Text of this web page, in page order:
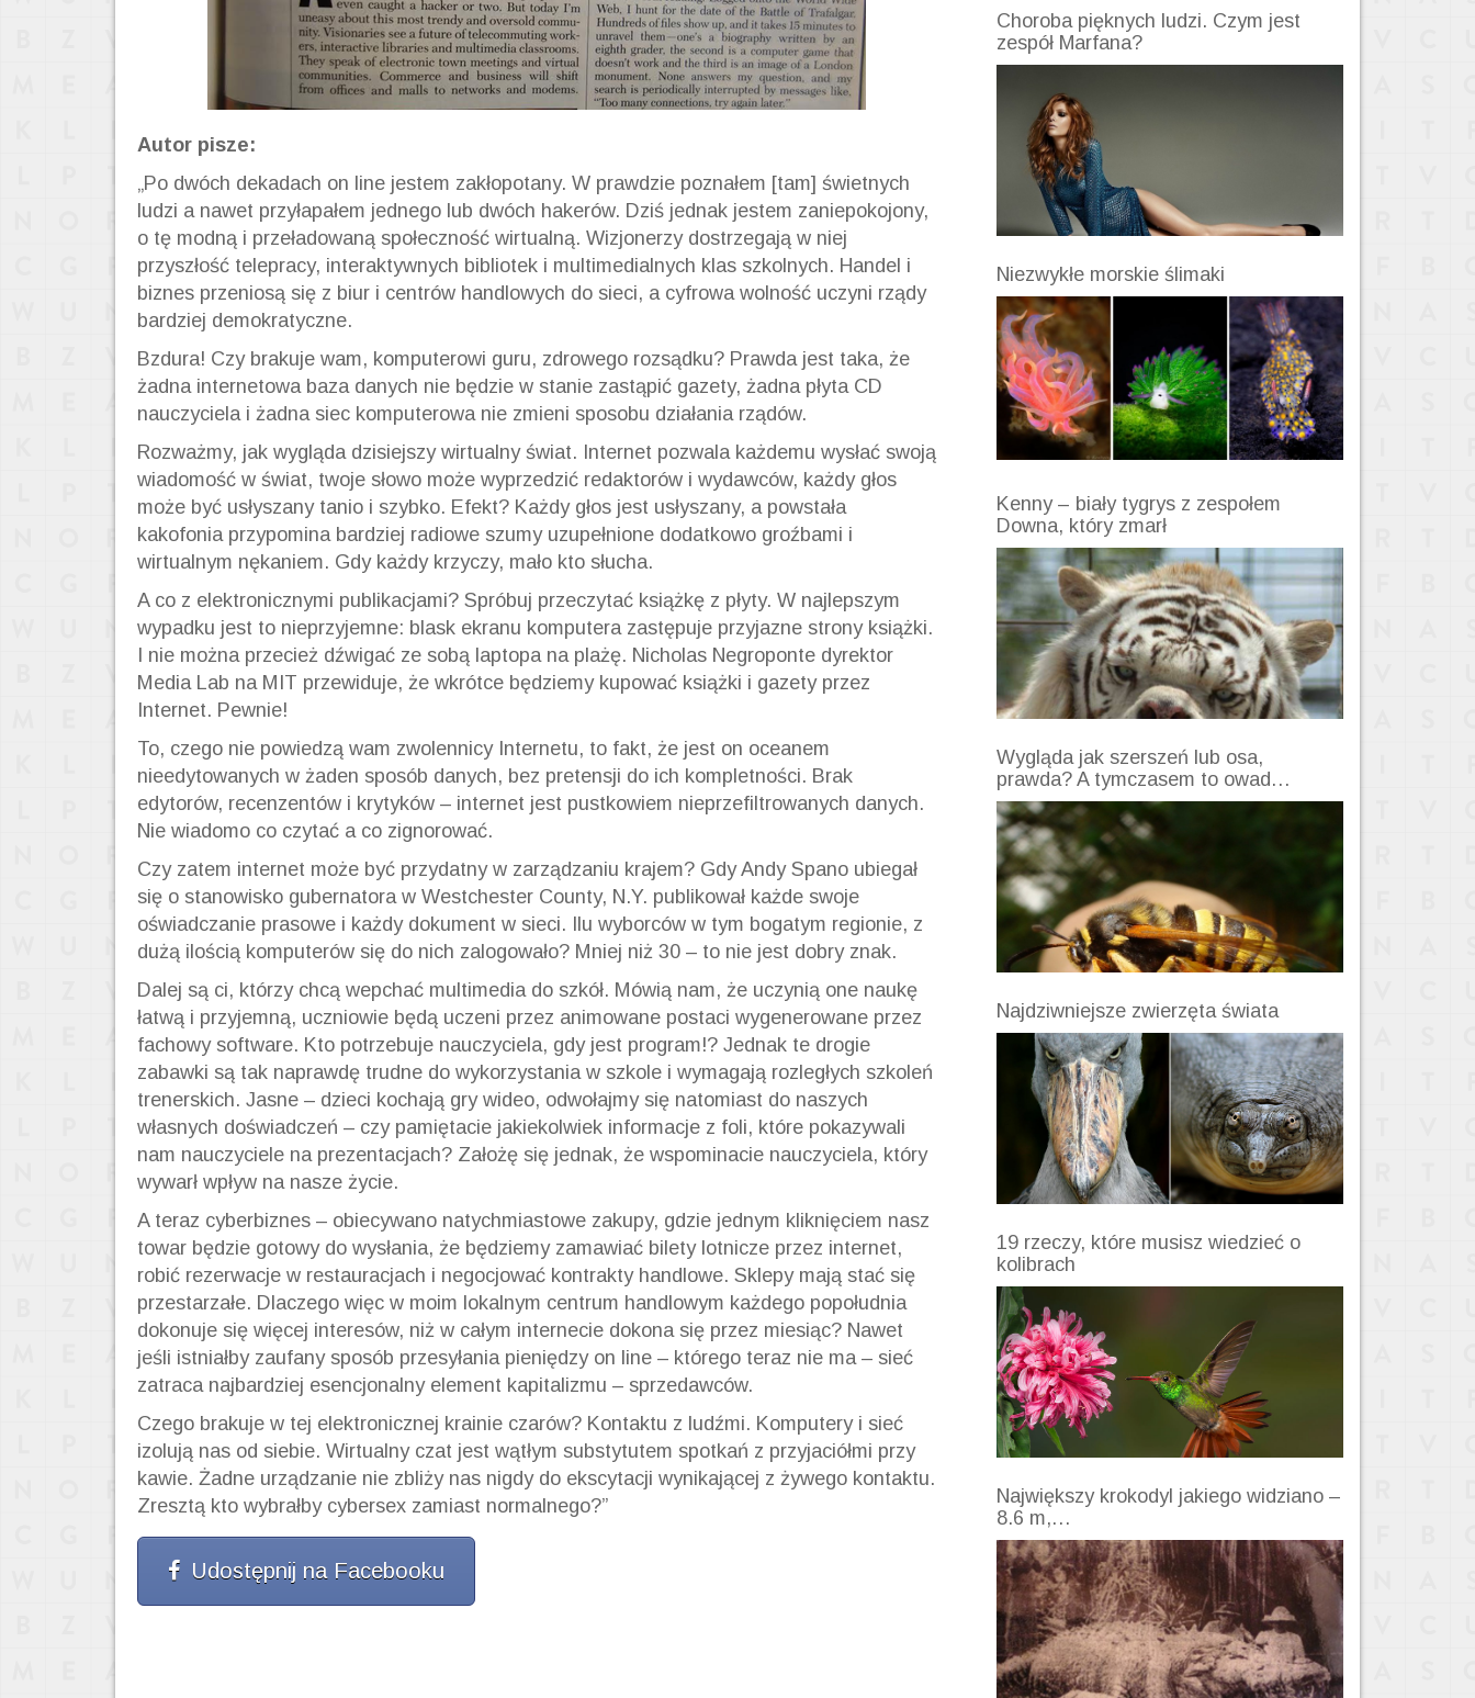
Autor pisze:
„Po dwóch dekadach on line jestem zakłopotany. W prawdzie poznałem [tam] świetnych
ludzi a nawet przyłapałem jednego lub dwóch hakerów. Dziś jednak jestem zaniepokojony,
o tę modną i przeładowaną społeczność wirtualną. Wizjonerzy dostrzegają w niej
przyszłość telepracy, interaktywnych bibliotek i multimedialnych klas szkolnych. Handel i
biznes przeniosą się z biur i centrów handlowych do sieci, a cyfrowa wolność uczyni rządy
bardziej demokratyczne.
Bzdura! Czy brakuje wam, komputerowi guru, zdrowego rozsądku? Prawda jest taka, że
żadna internetowa baza danych nie będzie w stanie zastąpić gazety, żadna płyta CD
nauczyciela i żadna siec komputerowa nie zmieni sposobu działania rządów.
Rozważmy, jak wygląda dzisiejszy wirtualny świat. Internet pozwala każdemu wysłać swoją
wiadomość w świat, twoje słowo może wyprzedzić redaktorów i wydawców, każdy głos
może być usłyszany tanio i szybko. Efekt? Każdy głos jest usłyszany, a powstała
kakofonia przypomina bardziej radiowe szumy uzupełnione dodatkowo groźbami i
wirtualnym nękaniem. Gdy każdy krzyczy, mało kto słucha.
A co z elektronicznymi publikacjami? Spróbuj przeczytać książkę z płyty. W najlepszym
wypadku jest to nieprzyjemne: blask ekranu komputera zastępuje przyjazne strony książki.
I nie można przecież dźwigać ze sobą laptopa na plażę. Nicholas Negroponte dyrektor
Media Lab na MIT przewiduje, że wkrótce będziemy kupować książki i gazety przez
Internet. Pewnie!
To, czego nie powiedzą wam zwolennicy Internetu, to fakt, że jest on oceanem
nieedytowanych w żaden sposób danych, bez pretensji do ich kompletności. Brak
edytorów, recenzentów i krytyków – internet jest pustkowiem nieprzefiltrowanych danych.
Nie wiadomo co czytać a co zignorować.
Czy zatem internet może być przydatny w zarządzaniu krajem? Gdy Andy Spano ubiegał
się o stanowisko gubernatora w Westchester County, N.Y. publikował każde swoje
oświadczanie prasowe i każdy dokument w sieci. Ilu wyborców w tym bogatym regionie, z
dużą ilością komputerów się do nich zalogowało? Mniej niż 30 – to nie jest dobry znak.
Dalej są ci, którzy chcą wepchać multimedia do szkół. Mówią nam, że uczynią one naukę
łatwą i przyjemną, uczniowie będą uczeni przez animowane postaci wygenerowane przez
fachowy software. Kto potrzebuje nauczyciela, gdy jest program!? Jednak te drogie
zabawki są tak naprawdę trudne do wykorzystania w szkole i wymagają rozległych szkoleń
trenerskich. Jasne – dzieci kochają gry wideo, odwołajmy się natomiast do naszych
własnych doświadczeń – czy pamiętacie jakiekolwiek informacje z foli, które pokazywali
nam nauczyciele na prezentacjach? Założę się jednak, że wspominacie nauczyciela, który
wywarł wpływ na nasze życie.
A teraz cyberbiznes – obiecywano natychmiastowe zakupy, gdzie jednym kliknięciem nasz
towar będzie gotowy do wysłania, że będziemy zamawiać bilety lotnicze przez internet,
robić rezerwacje w restauracjach i negocjować kontrakty handlowe. Sklepy mają stać się
przestarzałe. Dlaczego więc w moim lokalnym centrum handlowym każdego popołudnia
dokonuje się więcej interesów, niż w całym internecie dokona się przez miesiąc? Nawet
jeśli istniałby zaufany sposób przesyłania pieniędzy on line – którego teraz nie ma – sieć
zatraca najbardziej esencjonalny element kapitalizmu – sprzedawców.
Czego brakuje w tej elektronicznej krainie czarów? Kontaktu z ludźmi. Komputery i sieć
izolują nas od siebie. Wirtualny czat jest wątłym substytutem spotkań z przyjaciółmi przy
kawie. Żadne urządzanie nie zbliży nas nigdy do ekscytacji wynikającej z żywego kontaktu.
Zresztą kto wybrałby cybersex zamiast normalnego?”
Udostępnij na Facebooku
Choroba pięknych ludzi. Czym jest
zespół Marfana?
Niezwykłe morskie ślimaki
Kenny – biały tygrys z zespołem
Downa, który zmarł
Wygląda jak szerszeń lub osa,
prawda? A tymczasem to owad…
Najdziwniejsze zwierzęta świata
19 rzeczy, które musisz wiedzieć o
kolibrach
Największy krokodyl jakiego widziano –
8.6 m,…